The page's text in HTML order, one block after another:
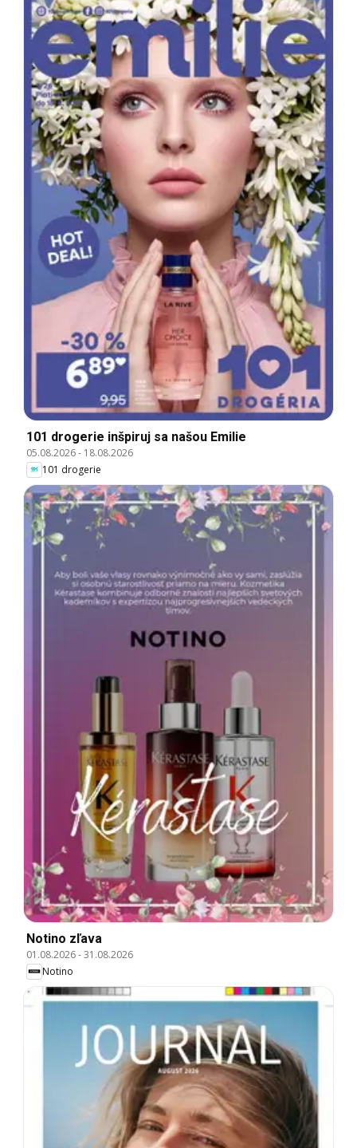
101 drogerie inšpiruj sa našou Emilie
05.08.2026- 18.08.2026
101 drogerie
Notino zľava
01.08.2026-31.08.2026
Notino